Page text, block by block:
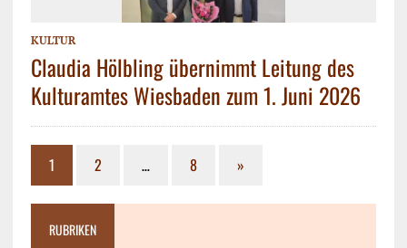
KULTUR
Claudia Hölbling übernimmt Leitung des
Kulturamtes Wiesbaden zum 1. Juni 2026
1 2 … 8 »
RUBRIKEN